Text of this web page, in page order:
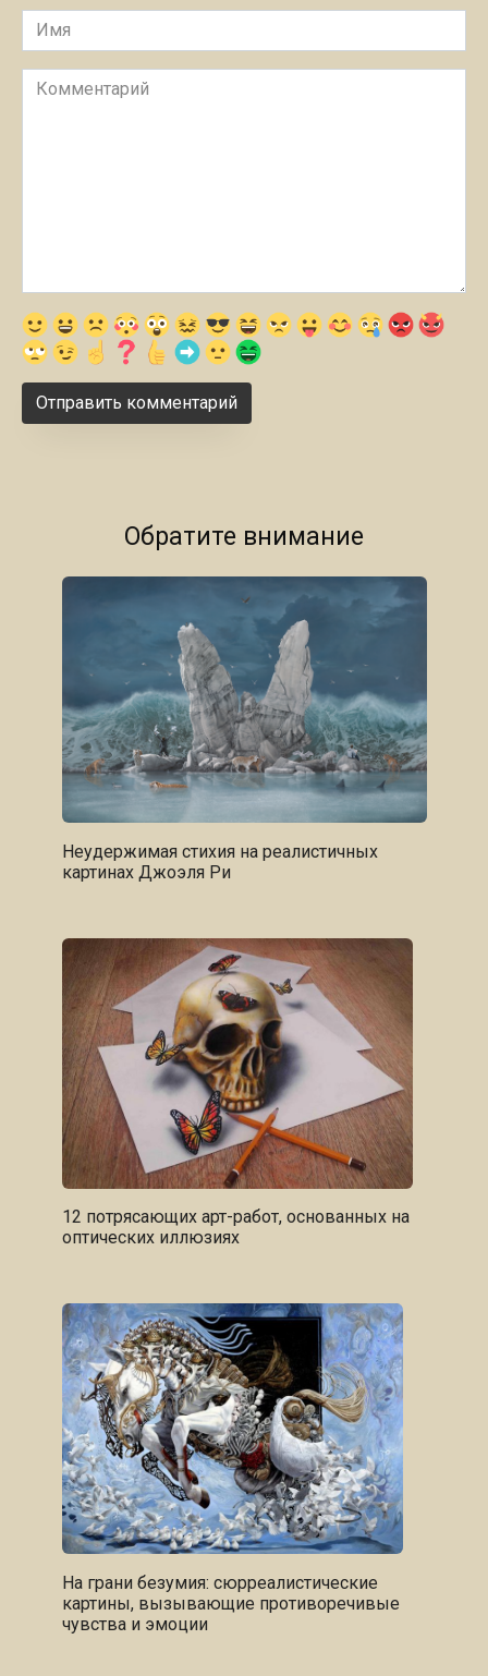
Имя
Комментарий
Обратите внимание
Неудержимая стихия на реалистичных
картинах Джоэля Ри
12 потрясающих арт-работ, основанных на
оптических иллюзиях
На грани безумия: сюрреалистические
картины, вызывающие противоречивые
чувства и эмоции